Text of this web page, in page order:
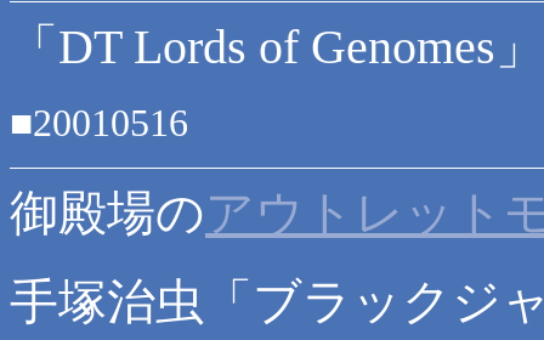
「DT Lords of Genomes
■20010516
御殿場のアウトレット
手塚治虫「ブラックジ